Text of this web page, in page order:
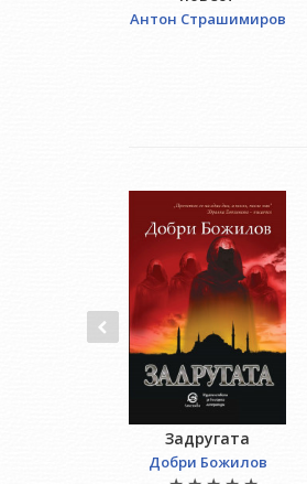
Антон Страшимиров
Задругата
Добри Божилов